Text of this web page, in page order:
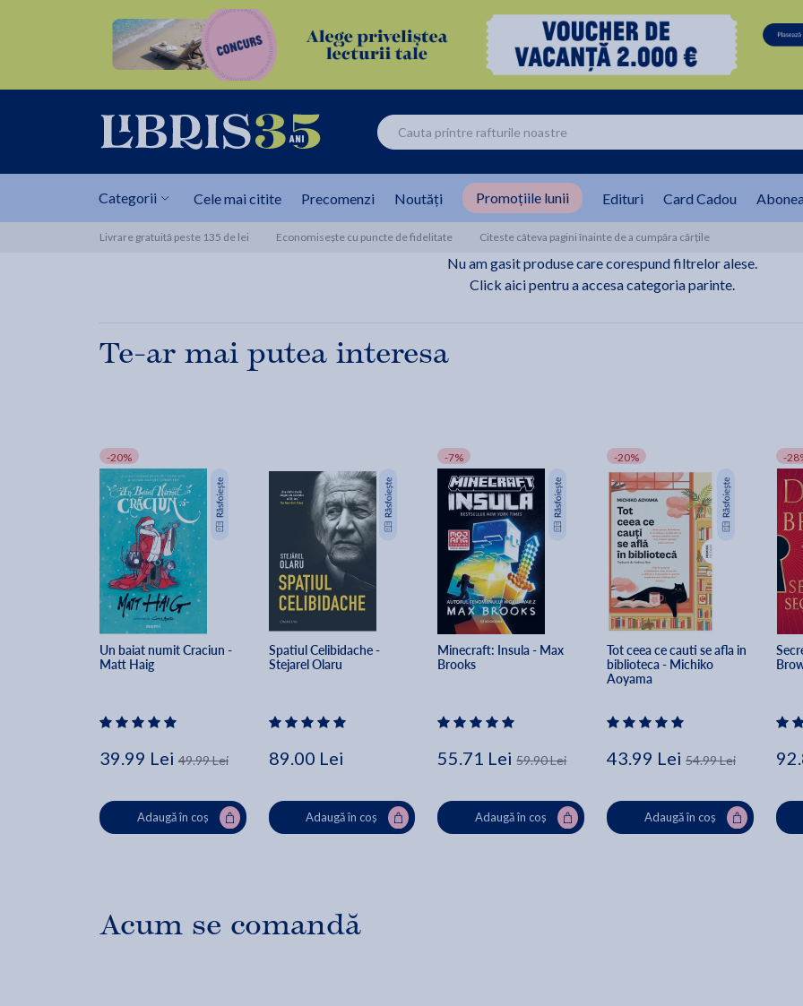
Categorii Cele mai citite Precomenzi Noutăți Promoțiile lunii Edituri Card Cadou
Livrare gratuită peste 135 de lei Economisește cu puncte de fidelitate Citeste câteva pagini înainte de a cumpăra cărțile
Nu am gasit produse care corespund filtrelor alese.
Click aici pentru a accesa categoria parinte.
Te-ar mai putea interesa
-20%
Un baiat numit Craciun -
Matt Haig
39.99 Lei 49.99 Lei
Adaugă în coș
Spatiul Celibidache -
Stejarel Olaru
89.00 Lei
Adaugă în coș
-7%
Minecraft: Insula - Max
Brooks
55.71 Lei 59.90 Lei
Adaugă în coș
-20%
Tot ceea ce cauti se afla in
biblioteca - Michiko
Aoyama
43.99 Lei 54.99 Lei
Adaugă în coș
-
Acum se comandă